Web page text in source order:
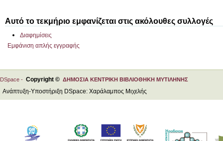
Αυτό το τεκμήριο εμφανίζεται στις ακόλουθες συλλογές
Διαφημίσεις
Εμφάνιση απλής εγγραφής
DSpace - Copyright © ΔΗΜΟΣΙΑ ΚΕΝΤΡΙΚΗ ΒΙΒΛΙΟΘΗΚΗ ΜΥΤΙΛΗΝΗΣ
Ανάπτυξη-Υποστήριξη DSpace: Χαράλαμπος Μιχελής